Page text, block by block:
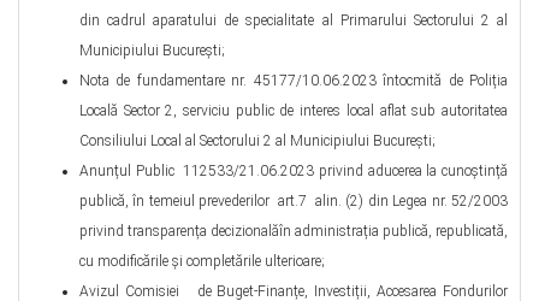
din cadrul aparatului de specialitate al Primarului Sectorului 2 al
Municipiului Bucureşti;
Nota de fundamentare nr. 45177/10.06.2023 întocmită de Poliția
Locală Sector 2, serviciu public de interes local aflat sub autoritatea
Consiliului Local al Sectorului 2 al Municipiului București;
Anunțul Public 112533/21.06.2023 privind aducerea la cunoștință
publică, în temeiul prevederilor art.7 alin. (2) din Legea nr. 52/2003
privind transparența decizionalăîn administrația publică, republicată,
cu modificările și completările ulterioare;
Avizul Comisiei de Buget-Finanțe, Investiții, Accesarea Fondurilor